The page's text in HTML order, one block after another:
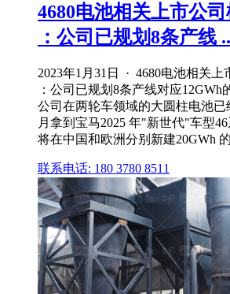
4680电池相关上市公
：公司已规划8条产线
2023年1月31日 · 4680电池相关
：公司已规划8条产线对应
公司在两轮车领域的大圆柱电池已
月拿到宝马2025 年"新世代"车型
将在中国和欧洲分别新建20GWh
联系电话: 180 3780 8511